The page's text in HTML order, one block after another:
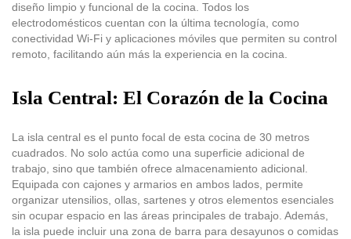
diseño limpio y funcional de la cocina. Todos los
electrodomésticos cuentan con la última tecnología, como
conectividad Wi-Fi y aplicaciones móviles que permiten su control
remoto, facilitando aún más la experiencia en la cocina.
Isla Central: El Corazón de la Cocina
La isla central es el punto focal de esta cocina de 30 metros
cuadrados. No solo actúa como una superficie adicional de
trabajo, sino que también ofrece almacenamiento adicional.
Equipada con cajones y armarios en ambos lados, permite
organizar utensilios, ollas, sartenes y otros elementos esenciales
sin ocupar espacio en las áreas principales de trabajo. Además,
la isla puede incluir una zona de barra para desayunos o comidas